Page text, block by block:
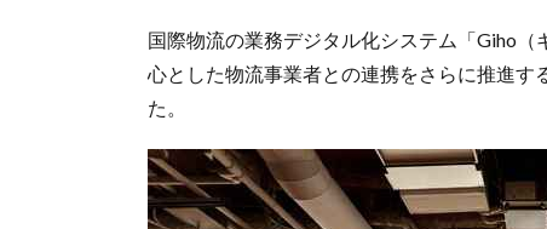
国際物流の業務デジタル化システム「Giho
心とした物流事業者との連携をさらに推進す
た。